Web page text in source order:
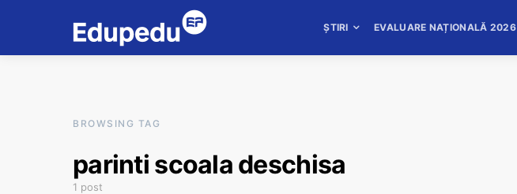
ȘTIRI EVALUARE NAȚIONALĂ 2026
BROWSING TAG
parinti scoala deschisa
1 post